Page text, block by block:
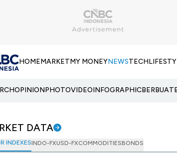
HOMEMARKETMY MONEYNEWSTECH
OPINIONPHOTOVIDEOINFOGRAPHIC
DATA
INDEXESINDO-FXUSD-FXCOMMODITIESBONDS